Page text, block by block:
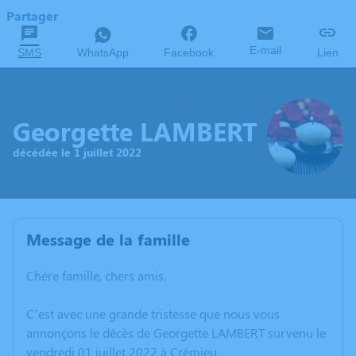
Partager
SMS WhatsApp Facebook E-mail Lien
Georgette LAMBERT
décédée le 1 juillet 2022
Message de la famille
Chère famille, chers amis,
C’est avec une grande tristesse que nous vous
annonçons le décès de Georgette LAMBERT survenu le
vendredi 01 juillet 2022 à Crémieu.